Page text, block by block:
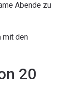
Abende zu
mit den
20